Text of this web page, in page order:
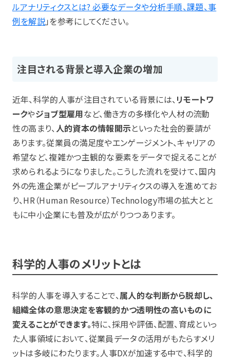
ルアナリティクスとは? 必要なデータや分析手順、課題、事
例を解説」を参考にしてください。
注目される背景と導入企業の増加
近年、科学的人事が注目されている背景には、 リモートワ
ークやジョブ型雇用など、働き方の多様化や人材の流動
性の高まり、 人的資本の情報開示といった社会的要請が
あります。従業員の満足度やエンゲージメント、キャリアの
希望など、複雑かつ主観的な要素をデータで捉えることが
求められるようになりました。こうした流れを受けて、国内
外の先進企業がピープルアナリティクスの導入を進めてお
り、HR（Human Resource）Technology市場の拡大とと
もに中小企業にも普及が広がりつつあります。
科学的人事のメリットとは
科学的人事を導入することで、属人的な判断から脱却し、
組織全体の意思決定を客観的かつ透明性の高いものに
変えることができます。特に、採用や評価、配置、育成といっ
た人事領域において、従業員データの活用がもたらすメリ
ットは多岐にわたります。人事DXが加速する中で、科学的